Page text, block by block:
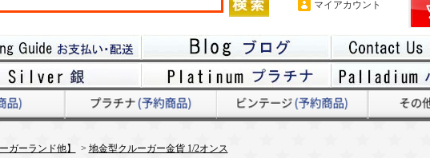
マイアカウント
ガーランド他】 > 地金型クルーガー金貨 1/2オンス